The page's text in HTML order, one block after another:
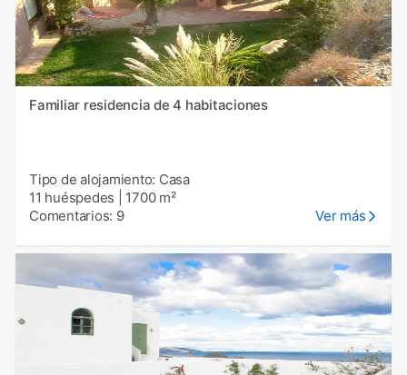
Familiar residencia de 4 habitaciones
Tipo de alojamiento: Casa
11 huéspedes
1700 m²
Comentarios: 9
Ver más